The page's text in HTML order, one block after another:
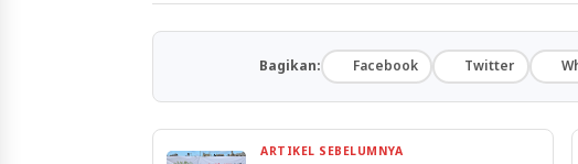
Bagikan: Facebook Twitter
ARTIKEL SEBELUMNYA